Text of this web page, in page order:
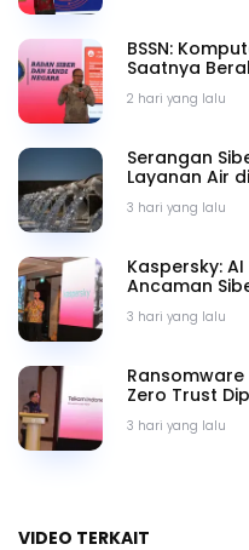
2 hari yang lalu
BSSN:
Saatnya
3 hari yang lalu
Serangan
Layanan Air
3 hari yang lalu
Kaspersky:
Ancaman
3 hari yang lalu
Zero Trust
VIDEO TERKAIT